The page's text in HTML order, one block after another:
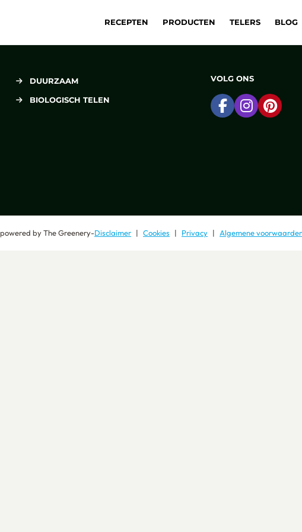
RECEPTEN PRODUCTEN TELERS BLOG
DUURZAAM
BIOLOGISCH TELEN
VOLG ONS
Ga naarGa naar
Ga
powered byThe Greenery-Disclaimer Cookies Privacy Algemene